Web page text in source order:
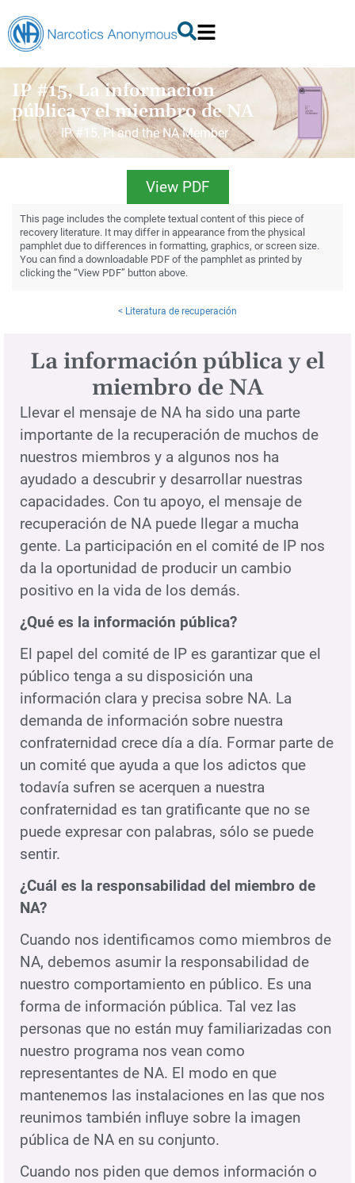
IP #15, La información
pública y el miembro de NA
IP #15, PI and the NA Member
View PDF
This page includes the complete textual content of this piece of
recovery literature. It may differ in appearance from the physical
pamphlet due to differences in formatting, graphics, or screen size.
You can find a downloadable PDF of the pamphlet as printed by
clicking the “View PDF” button above.
< Literatura de recuperación
La información pública y el
miembro de NA
Llevar el mensaje de NA ha sido una parte
importante de la recuperación de muchos de
nuestros miembros y a algunos nos ha
ayudado a descubrir y desarrollar nuestras
capacidades. Con tu apoyo, el mensaje de
recuperación de NA puede llegar a mucha
gente. La participación en el comité de IP nos
da la oportunidad de producir un cambio
positivo en la vida de los demás.
¿Qué es la información pública?
El papel del comité de IP es garantizar que el
público tenga a su disposición una
información clara y precisa sobre NA. La
demanda de información sobre nuestra
confraternidad crece día a día. Formar parte de
un comité que ayuda a que los adictos que
todavía sufren se acerquen a nuestra
confraternidad es tan gratificante que no se
puede expresar con palabras, sólo se puede
sentir.
¿Cuál es la responsabilidad del miembro de
NA?
Cuando nos identificamos como miembros de
NA, debemos asumir la responsabilidad de
nuestro comportamiento en público. Es una
forma de información pública. Tal vez las
personas que no están muy familiarizadas con
nuestro programa nos vean como
representantes de NA. El modo en que
mantenemos las instalaciones en las que nos
reunimos también influye sobre la imagen
pública de NA en su conjunto.
Cuando nos piden que demos información o